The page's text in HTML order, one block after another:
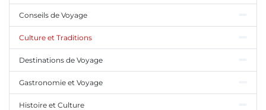
Conseils de Voyage
Culture et Traditions
Destinations de Voyage
Gastronomie et Voyage
Histoire et Culture